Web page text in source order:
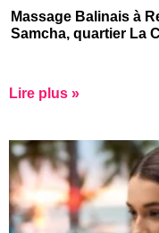
Massage Balinais à
Samcha, quartier La
Lire plus »